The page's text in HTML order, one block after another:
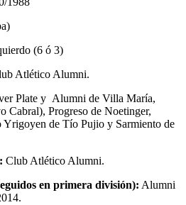
(6 ó 3)
Atlético Alumni.
Plate y Alumni de Villa María,
Cabral), Progreso de Noetinger,
de Tío Pujio y Sarmiento de
Club Atlético Alumni.
en primera división): Alumni